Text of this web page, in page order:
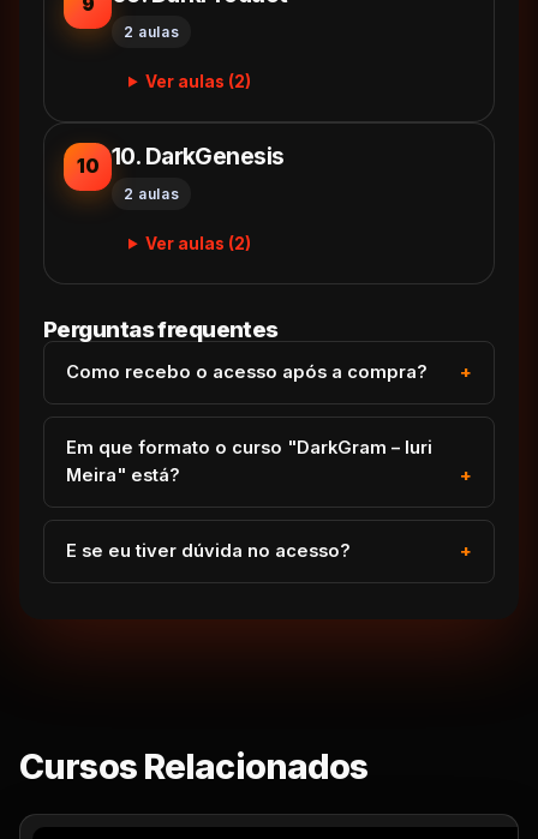
2 aulas
Ver aulas (2)
10 10. DarkGenesis
2 aulas
Ver aulas (2)
Perguntas frequentes
Como recebo o acesso após a compra?
Em que formato o curso "DarkGram – Iuri
Meira" está?
E se eu tiver dúvida no acesso?
Cursos Relacionados